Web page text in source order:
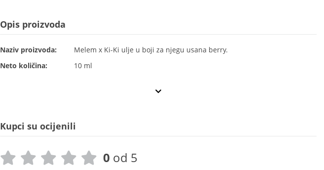
Opis proizvoda
Naziv proizvoda:
Melem x Ki-Ki ulje u boji za njegu usana berry.
Neto količina:
10 ml
Kupci su ocijenili
0 od 5